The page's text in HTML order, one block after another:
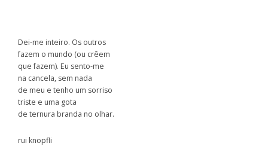
Dei-me inteiro. Os outros
fazem o mundo (ou crêem
que fazem). Eu sento-me
na cancela, sem nada
de meu e tenho um sorriso
triste e uma gota
de ternura branda no olhar.
rui knopfli